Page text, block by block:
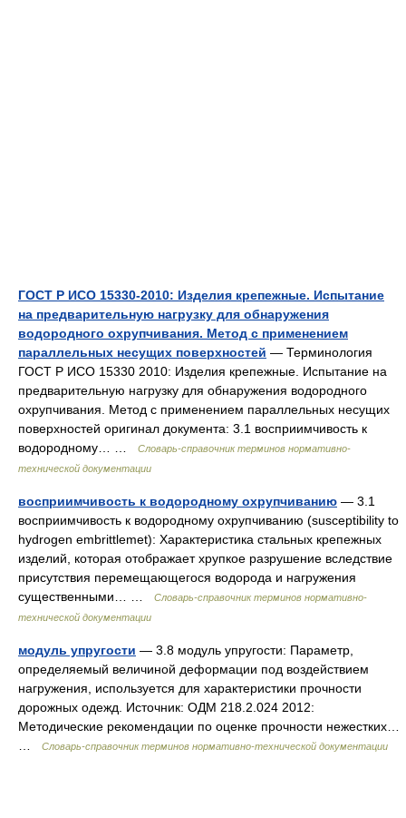
ГОСТ Р ИСО 15330-2010: Изделия крепежные. Испытание
на предварительную нагрузку для обнаружения
водородного охрупчивания. Метод с применением
параллельных несущих поверхностей — Терминология
ГОСТ Р ИСО 15330 2010: Изделия крепежные. Испытание на
предварительную нагрузку для обнаружения водородного
охрупчивания. Метод с применением параллельных несущих
поверхностей оригинал документа: 3.1 восприимчивость к
водородному… …
Словарь-справочник терминов нормативно-
технической документации
восприимчивость к водородному охрупчиванию — 3.1
восприимчивость к водородному охрупчиванию (susceptibility to
hydrogen embrittlemet): Характеристика стальных крепежных
изделий, которая отображает хрупкое разрушение вследствие
присутствия перемещающегося водорода и нагружения
существенными… …
Словарь-справочник терминов нормативно-
технической документации
модуль упругости — 3.8 модуль упругости: Параметр,
определяемый величиной деформации под воздействием
нагружения, используется для характеристики прочности
дорожных одежд. Источник: ОДМ 218.2.024 2012:
Методические рекомендации по оценке прочности нежестких…
Словарь-справочник терминов нормативно-технической документации